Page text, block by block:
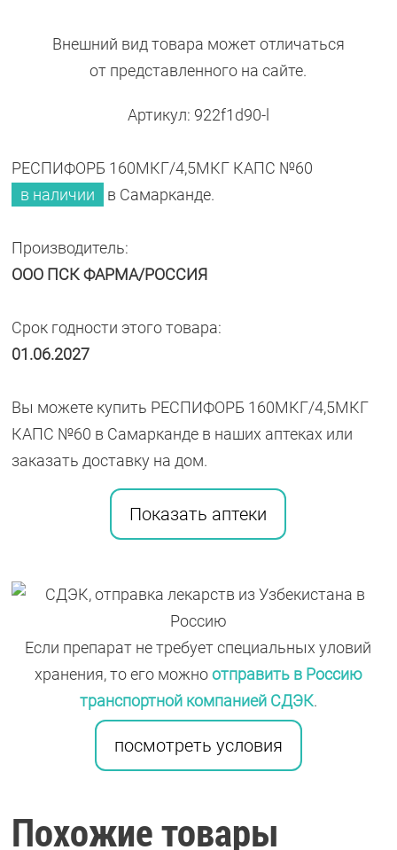
Внешний вид товара может отличаться
от представленного на сайте.
Артикул: 922f1d90-l
РЕСПИФОРБ 160МКГ/4,5МКГ КАПС №60
в наличии
в Самарканде.
Производитель:
ООО ПСК ФАРМА/РОССИЯ
Срок годности этого товара:
01.06.2027
Вы можете купить РЕСПИФОРБ 160МКГ/4,5МКГ
КАПС №60 в Самарканде в наших аптеках или
заказать доставку на дом.
Показать аптеки
Если препарат не требует специальных уловий
хранения, то его можноотправить в Россию
транспортной компанией СДЭК.
посмотреть условия
Похожие товары